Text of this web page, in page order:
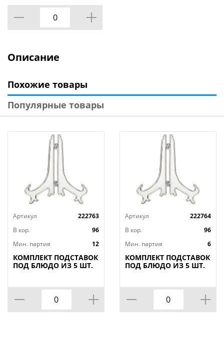
Описание
Похожие товары
Популярные товары
Артикул
222763
В кор.
96
Мин. партия
12
КОМПЛЕКТ ПОДСТАВОК
ПОД БЛЮДО ИЗ 5 ШТ.
КОР=192КОМП.
Артикул
222764
В кор.
96
Мин. партия
6
КОМПЛЕКТ ПОДСТАВОК
ПОД БЛЮДО ИЗ 5 ШТ.